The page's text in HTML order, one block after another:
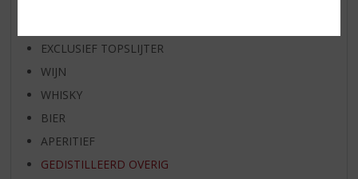
EXCLUSIEF TOPSLIJTER
WIJN
WHISKY
BIER
APERITIEF
GEDISTILLEERD OVERIG